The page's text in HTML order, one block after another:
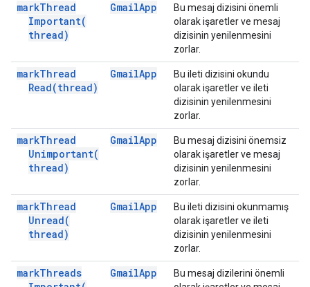
markThread
Important(
thread)
GmailApp
Bu mesaj dizisini önemli
olarak işaretler ve mesaj
dizisinin yenilenmesini
zorlar.
markThread
Read(thread)
GmailApp
Bu ileti dizisini okundu
olarak işaretler ve ileti
dizisinin yenilenmesini
zorlar.
markThread
Unimportant(
thread)
GmailApp
Bu mesaj dizisini önemsiz
olarak işaretler ve mesaj
dizisinin yenilenmesini
zorlar.
markThread
Unread(
thread)
GmailApp
Bu ileti dizisini okunmamış
olarak işaretler ve ileti
dizisinin yenilenmesini
zorlar.
markThreads
GmailApp
Bu mesaj dizilerini önemli